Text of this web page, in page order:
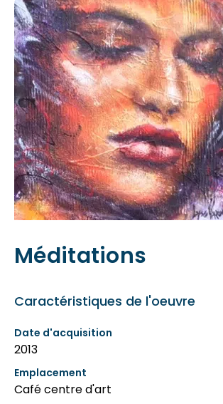
Méditations
Caractéristiques de l'oeuvre
Date d'acquisition
2013
Emplacement
Café centre d'art